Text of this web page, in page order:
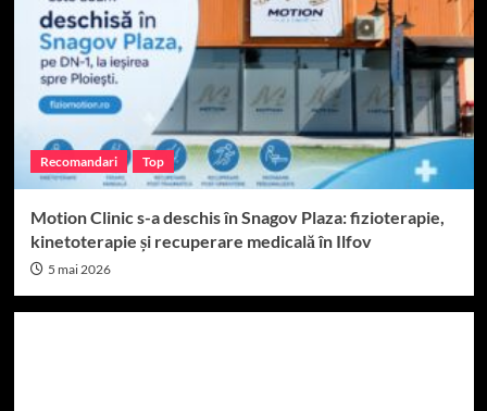
Recomandari Top
Motion Clinic s-a deschis în Snagov Plaza: fizioterapie,
kinetoterapie și recuperare medicală în Ilfov
5 mai 2026